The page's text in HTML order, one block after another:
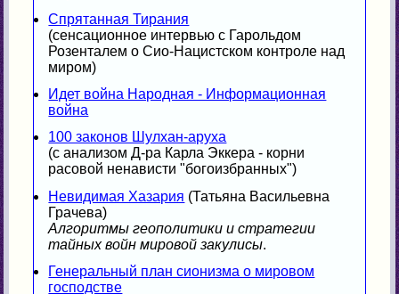
Спрятанная Тирания
(сенсационное интервью с Гарольдом
Розенталем о Сио-Нацистском контроле над
миром)
Идет война Народная - Информационная
война
100 законов Шулхан-аруха
(с анализом Д-ра Карла Эккера - корни
расовой ненависти "богоизбранных")
Невидимая Хазария (Татьяна Васильевна
Грачева)
Алгоритмы геополитики и стратегии
тайных войн мировой закулисы.
Генеральный план сионизма о мировом
господстве